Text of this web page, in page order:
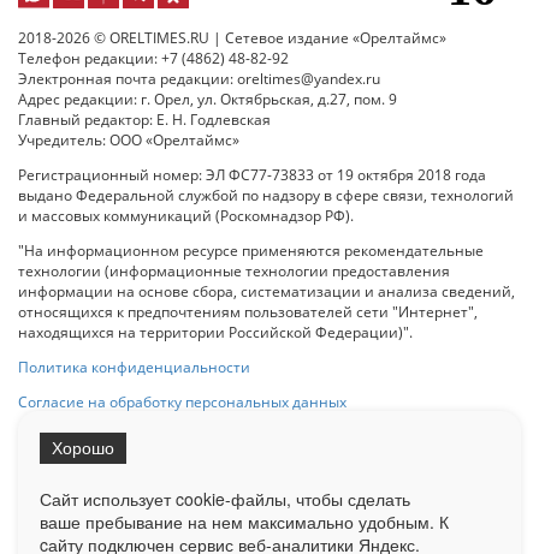
2018-2026 © ORELTIMES.RU | Сетевое издание «Орелтаймс»
Телефон редакции: +7 (4862) 48-82-92
Электронная почта редакции: oreltimes@yandex.ru
Адрес редакции: г. Орел, ул. Октябрьская, д.27, пом. 9
Главный редактор: Е. Н. Годлевская
Учредитель: ООО «Орелтаймс»
Регистрационный номер: ЭЛ ФС77-73833 от 19 октября 2018 года
выдано Федеральной службой по надзору в сфере связи, технологий
и массовых коммуникаций (Роскомнадзор РФ).
"На информационном ресурсе применяются рекомендательные
технологии (информационные технологии предоставления
информации на основе сбора, систематизации и анализа сведений,
относящихся к предпочтениям пользователей сети "Интернет",
находящихся на территории Российской Федерации)".
Политика конфиденциальности
Согласие на обработку персональных данных
на Сетевое издание «ОрелТаймс» обязательна.
Ограниченная статистика посещаемости доступна на сайте
Сайт использует cookie-файлы, чтобы сделать
ваше пребывание на нем максимально удобным. К
cайту подключен сервис веб-аналитики Яндекс.
Хорошо